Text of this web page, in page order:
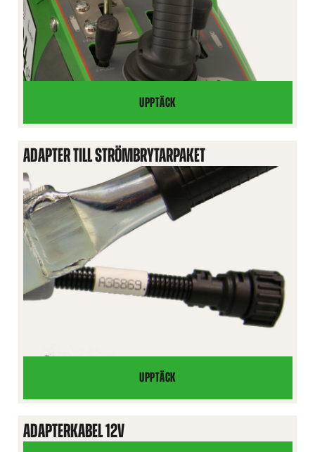
UPPTÄCK
JOYSTICK
8-
FUNKTION
ADAPTER TILL STRÖMBRYTARPAKET
UPPTÄCK
ADAPTER
TILL
ADAPTERKABEL 12V